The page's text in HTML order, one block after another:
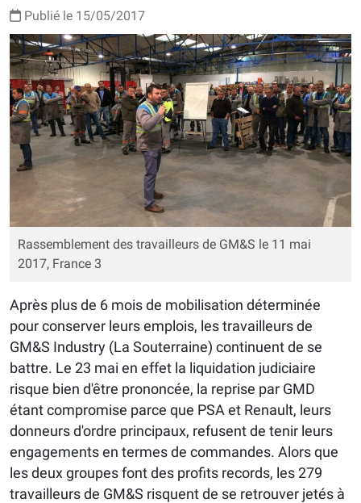
Publié le 15/05/2017
Rassemblement des travailleurs de GM&S le 11 mai
2017, France 3
Après plus de 6 mois de mobilisation déterminée
pour conserver leurs emplois, les travailleurs de
GM&S Industry (La Souterraine) continuent de se
battre. Le 23 mai en effet la liquidation judiciaire
risque bien d'être prononcée, la reprise par GMD
étant compromise parce que PSA et Renault, leurs
donneurs d'ordre principaux, refusent de tenir leurs
engagements en termes de commandes. Alors que
les deux groupes font des profits records, les 279
travailleurs de GM&S risquent de se retrouver jetés à